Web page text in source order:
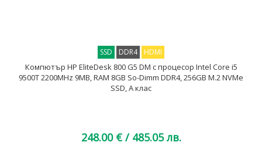
SSD DDR4 HDMI
Компютър HP EliteDesk 800 G5 DM с процесор Intel Core i5
9500T 2200MHz 9MB, RAM 8GB So-Dimm DDR4, 256GB M.2 NVMe
SSD, A клас
248.00 € / 485.05 лв.